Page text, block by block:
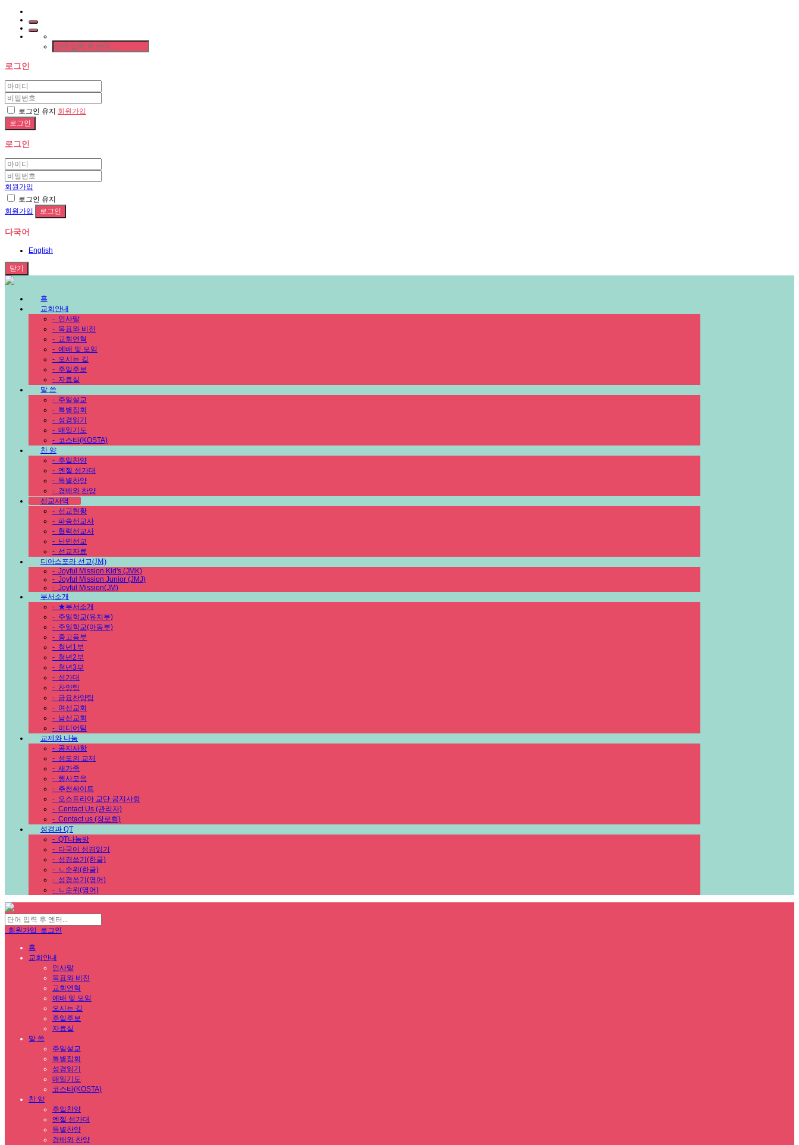
로그인
로그인 유지 회원가입
로그인
회원가입
로그인 유지
회원가입
다국어
English
닫기
홈
교회안내
- 인사말
- 목표와 비전
- 교회연혁
- 예배 및 모임
- 오시는 길
- 주일주보
- 자료실
말 씀
- 주일설교
- 특별집회
- 성경읽기
- 매일기도
- 코스타(KOSTA)
찬 양
- 주일찬양
- 엔젤 성가대
- 특별찬양
- 경배와 찬양
선교사역
- 선교현황
- 파송선교사
- 협력선교사
- 난민선교
- 선교자료
디아스포라 선교(JM)
- Joyful Mission Kid's (JMK)
- Joyful Mission Junior (JMJ)
- Joyful Mission(JM)
부서소개
- ★부서소개
- 주일학교(유치부)
- 주일학교(아동부)
- 중고등부
- 청년1부
- 청년2부
- 청년3부
- 성가대
- 찬양팀
- 금요찬양팀
- 여선교회
- 남선교회
- 미디어팀
교제와 나눔
- 공지사항
- 성도의 교제
- 새가족
- 행사모음
- 추천싸이트
- 오스트리아 교단 공지사항
- Contact Us (관리자)
- Contact us (장로회)
성경과 QT
- QT나눔방
- 다국어 성경읽기
- 성경쓰기(한글)
- ㄴ순위(한글)
- 성경쓰기(영어)
- ㄴ순위(영어)
회원가입 로그인
홈
교회안내
인사말
목표와 비전
교회연혁
예배 및 모임
오시는 길
주일주보
자료실
말 씀
주일설교
특별집회
성경읽기
매일기도
코스타(KOSTA)
찬 양
주일찬양
엔젤 성가대
특별찬양
경배와 찬양